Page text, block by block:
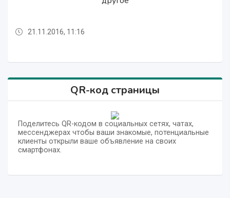
21.11.2016, 11:16
QR-код страницы
Поделитесь QR-кодом в социальных сетях, чатах,
мессенджерах чтобы ваши знакомые, потенциальные
клиенты открыли ваше объявление на своих
смартфонах.